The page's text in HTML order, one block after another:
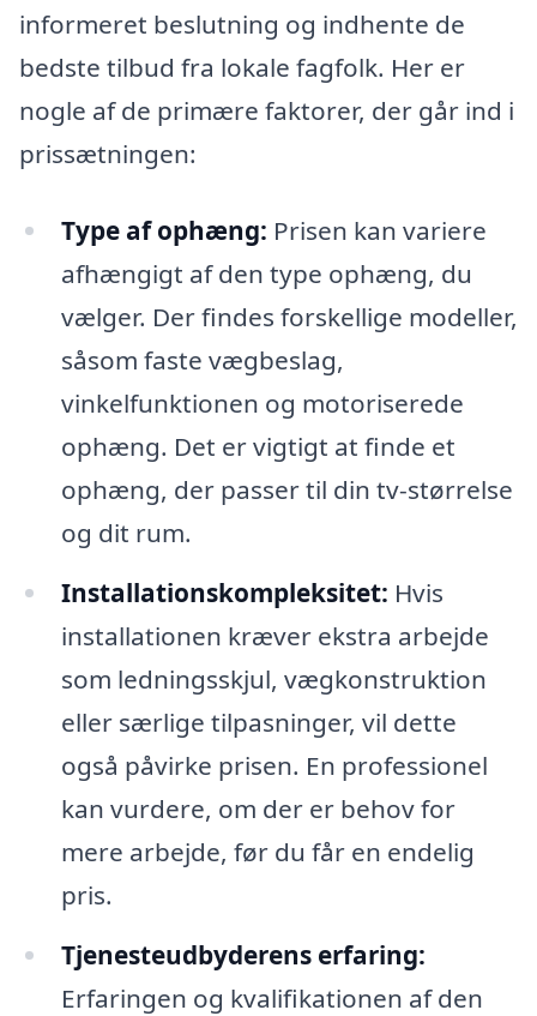
informeret beslutning og indhente de
bedste tilbud fra lokale fagfolk. Her er
nogle af de primære faktorer, der går ind i
prissætningen:
Type af ophæng: Prisen kan variere
afhængigt af den type ophæng, du
vælger. Der findes forskellige modeller,
såsom faste vægbeslag,
vinkelfunktionen og motoriserede
ophæng. Det er vigtigt at finde et
ophæng, der passer til din tv-størrelse
og dit rum.
Installationskompleksitet: Hvis
installationen kræver ekstra arbejde
som ledningsskjul, vægkonstruktion
eller særlige tilpasninger, vil dette
også påvirke prisen. En professionel
kan vurdere, om der er behov for
mere arbejde, før du får en endelig
pris.
Tjenesteudbyderens erfaring:
Erfaringen og kvalifikationen af den